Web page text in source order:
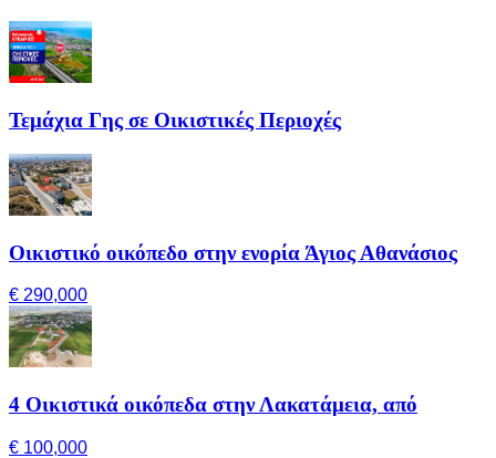
Τεμάχια Γης σε Οικιστικές Περιοχές
Οικιστικό οικόπεδο στην ενορία Άγιος Αθανάσιος
€ 290,000
4 Οικιστικά οικόπεδα στην Λακατάμεια, από
€ 100,000